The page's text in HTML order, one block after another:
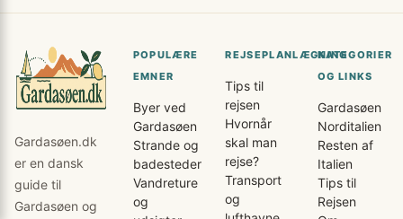
Gardasøen.dk
er en dansk
guide til
Gardasøen og
POPULÆRE
EMNER
Byer ved
Gardasøen
Strande og
badesteder
Vandreture
og
REJSEPLANLÆGNING
Tips til
rejsen
Hvornår
skal man
rejse?
Transport
og
KATEGORIER
OG LINKS
Gardasøen
Norditalien
Resten af
Italien
Tips til
Rejsen